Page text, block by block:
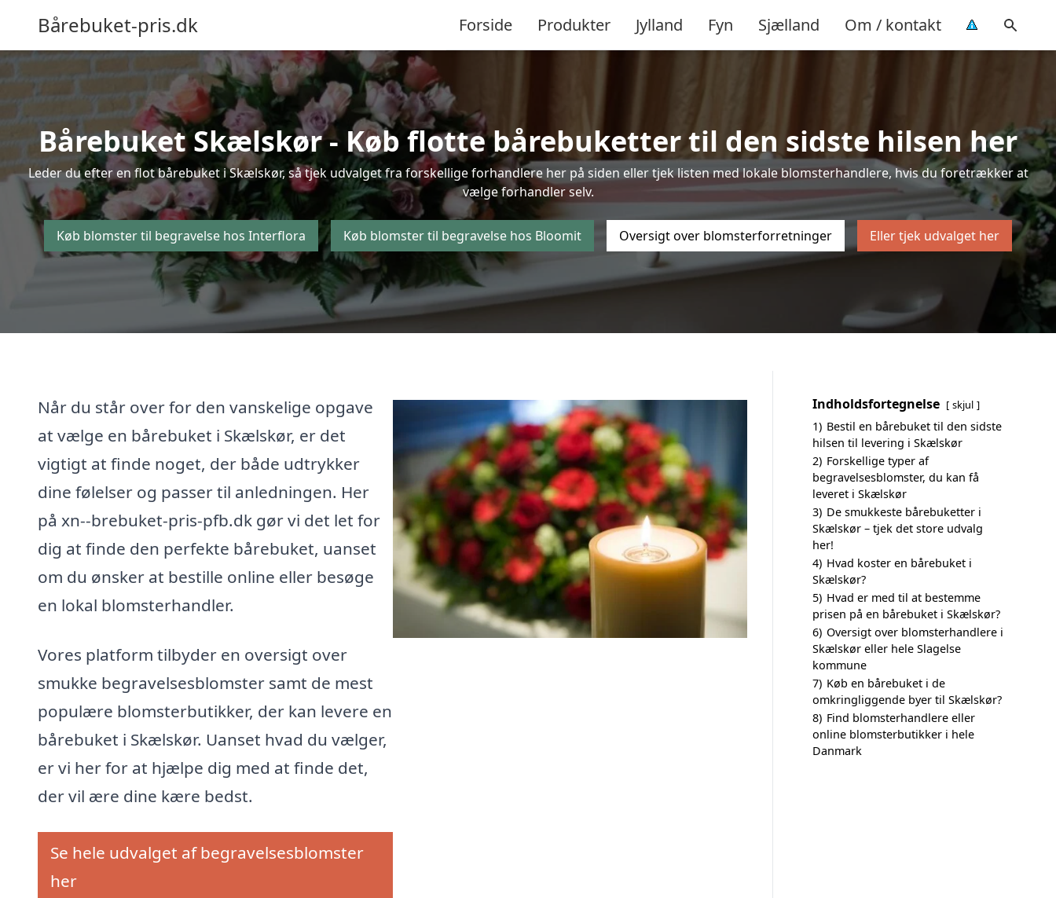
Bårebuket-pris.dk Forside Produkter Jylland Fyn Sjælland Om / kontakt
Bårebuket Skælskør - Køb flotte bårebuketter til den sidste hilsen her
Leder du efter en flot bårebuket i Skælskør, så tjek udvalget fra forskellige forhandlere her på siden eller tjek listen med lokale blomsterhandlere, hvis du foretrækker at
vælge forhandler selv.
Køb blomster til begravelse hos Interflora Køb blomster til begravelse hos Bloomit Oversigt over blomsterforretninger Eller tjek udvalget her
Når du står over for den vanskelige opgave
at vælge en bårebuket i Skælskør, er det
vigtigt at finde noget, der både udtrykker
dine følelser og passer til anledningen. Her
på xn--brebuket-pris-pfb.dk gør vi det let for
dig at finde den perfekte bårebuket, uanset
om du ønsker at bestille online eller besøge
en lokal blomsterhandler.
Vores platform tilbyder en oversigt over
smukke begravelsesblomster samt de mest
populære blomsterbutikker, der kan levere en
bårebuket i Skælskør. Uanset hvad du vælger,
er vi her for at hjælpe dig med at finde det,
der vil ære dine kære bedst.
Se hele udvalget af begravelsesblomster
her
Indholdsfortegnelse skjul
1) Bestil en bårebuket til den sidste
hilsen til levering i Skælskør
2) Forskellige typer af
begravelsesblomster, du kan få
leveret i Skælskør
3) De smukkeste bårebuketter i
Skælskør – tjek det store udvalg
her!
4) Hvad koster en bårebuket i
Skælskør?
5) Hvad er med til at bestemme
prisen på en bårebuket i Skælskør?
6) Oversigt over blomsterhandlere i
Skælskør eller hele Slagelse
kommune
7) Køb en bårebuket i de
omkringliggende byer til Skælskør?
8) Find blomsterhandlere eller
online blomsterbutikker i hele
Danmark